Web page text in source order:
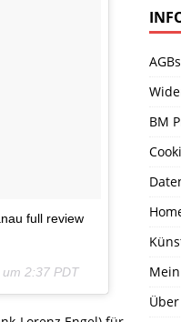
full review
2:37 PDT
BM